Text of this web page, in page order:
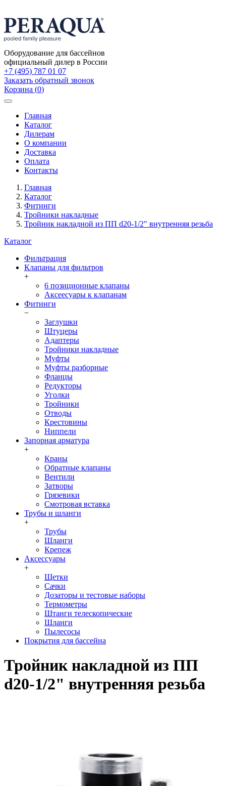
Оборудование для бассейнов
официальный дилер в России
+7 (495) 787 01 07
Заказать обратный звонок
Корзина (0)
Toggle
navigationГлавная
Каталог
Дилерам
О компании
Доставка
Оплата
Контакты
Главная
Каталог
Фитинги
Тройники накладные
Тройник накладной из ПП d20-1/2" внутренняя резьба
Каталог
Фильтрация
Клапаны для фильтров
+
6 позиционные клапаны
Аксеесуары к клапанам
Фитинги
−
Заглушки
Штуцеры
Адаптеры
Тройники накладные
Муфты
Муфты разборные
Фланцы
Редукторы
Уголки
Тройники
Отводы
Крестовины
Ниппели
Запорная арматура
+
Краны
Обратные клапаны
Вентили
Затворы
Грязевики
Смотровая вставка
Трубы и шланги
+
Трубы
Шланги
Крепеж
Аксессуары
+
Щетки
Сачки
Дозаторы и тестовые наборы
Термометры
Штанги телескопические
Шланги
Пылесосы
Покрытия для бассейна
Тройник накладной из ПП
d20-1/2" внутренняя резьба